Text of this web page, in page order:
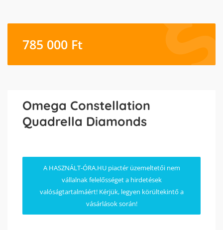
785 000 Ft
Omega Constellation
Quadrella Diamonds
A HASZNÁLT-ÓRA.HU piactér üzemeltetői nem
vállalnak felelősséget a hirdetések
valóságtartalmáért! Kérjük, legyen körültekintő a
vásárlások során!